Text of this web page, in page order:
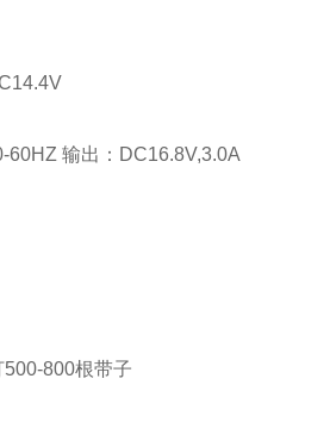
输出：DC16.8V,3.0A
800根带子